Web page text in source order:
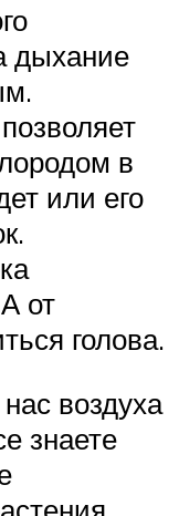
дыхание
в
или его
от
голова.
воздуха
знаете